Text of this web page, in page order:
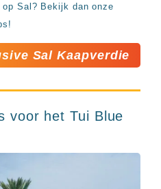
Sal? Bekijk dan onze
Sal Kaapverdie
voor het Tui Blue